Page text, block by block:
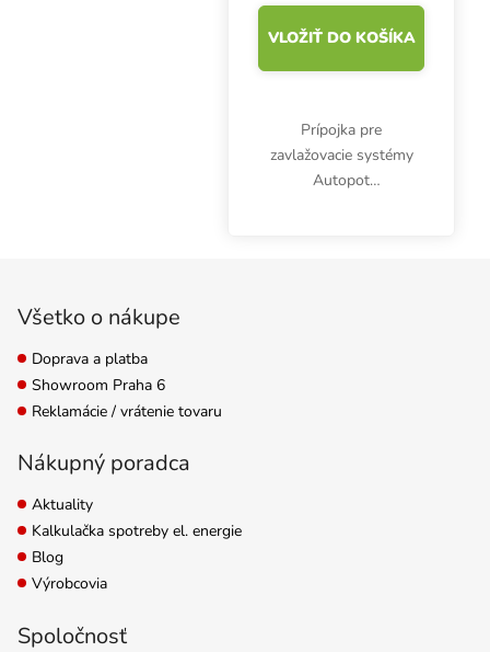
VLOŽIŤ DO KOŠÍKA
Prípojka pre
zavlažovacie systémy
Autopot
Všetko o nákupe
Doprava a platba
Showroom Praha 6
Reklamácie / vrátenie tovaru
Nákupný poradca
Aktuality
Kalkulačka spotreby el. energie
Blog
Výrobcovia
Spoločnosť